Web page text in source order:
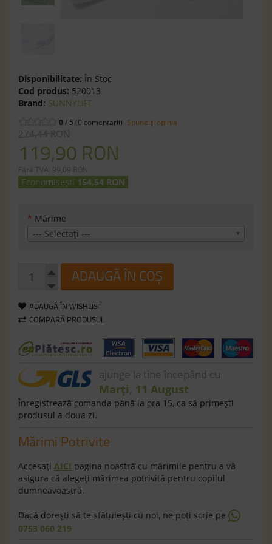
Disponibilitate: În Stoc
Cod produs: 520013
Brand: SUNNYLIFE
0/ 5 (0 comentarii) Spune-ţi opinia
274,44 RON
119,90 RON
Fără TVA: 99,09 RON
Economisești 154,54 RON
* Mărime
--- Selectaţi ---
ADAUGĂ ÎN COȘ
ADAUGĂ ÎN WISHLIST
COMPARĂ PRODUSUL
ajunge la tine începând cu
Marți, 11 August
Înregistrează comanda până la ora 15, ca să primeşti
produsul a doua zi.
Mărimi Potrivite
Accesaţi AICI pagina noastră cu mărimile pentru a vă
asigura că alegeţi mărimea potrivită pentru copilul
dumneavoastră.
Dacă doreşti să te sfătuieşti cu noi, ne poţi scrie pe
0753 060 219